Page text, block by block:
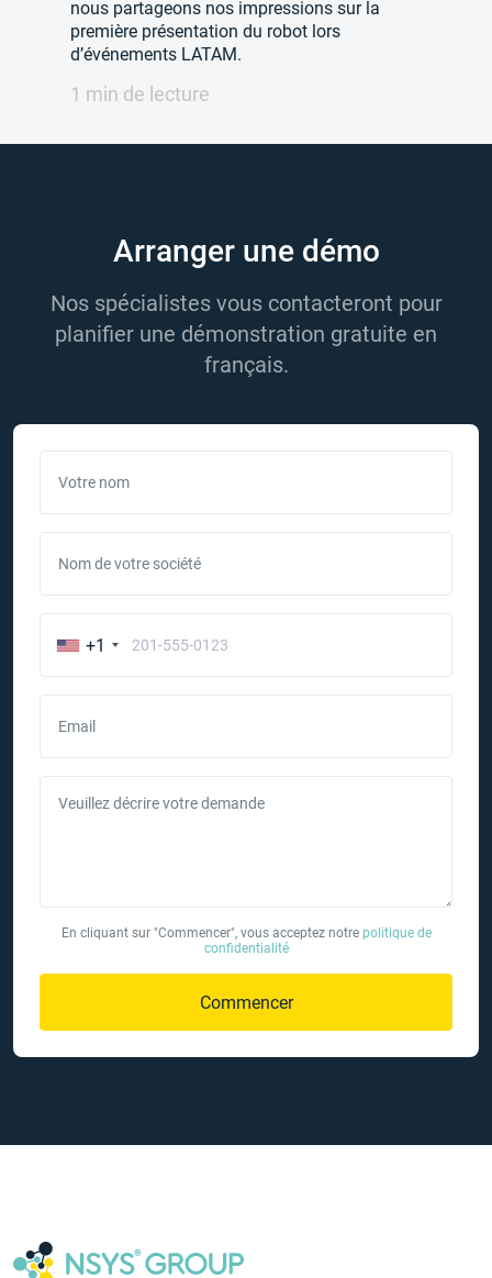
nous partageons nos impressions sur la
première présentation du robot lors
d’événements LATAM.
1 min de lecture
Arranger une démo
Nos spécialistes vous contacteront pour
planifier une démonstration gratuite en
français.
Votre nom
Nom de votre société
+1
Email
Veuillez décrire votre demande
En cliquant sur "Commencer", vous acceptez notre politique de
confidentialité
Commencer